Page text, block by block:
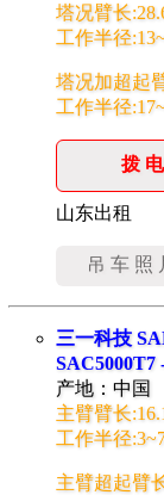
塔况臂长
工作半径
塔况加超起
工作半径
拨
山东出租
吊车照
三一科技
SAC5000T7
产地：中国
主臂臂长
工作半径
主臂超起臂